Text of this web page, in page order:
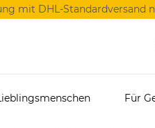
mit DHL-Standardversand
Für